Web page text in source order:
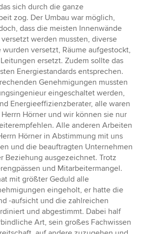
sich durch die ganze
zog. Der Umbau war möglich,
dass die meisten Innenwände
werden mussten, diverse
versetzt, Räume aufgestockt,
ersetzt. Zudem sollte das
Energiestandards entsprechen.
Genehmigungen mussten
eingeschaltet werden,
Energieeffizienzberater, alle waren
Hörner und wir können sie nur
Alle anderen Arbeiten
Hörner in Abstimmung mit uns
und die beauftragten Unternehmen
Beziehung ausgezeichnet. Trotz
und Mitarbeitermangel.
mit größter Geduld alle
eingeholt, er hatte die
-aufsicht und die zahlreichen
und abgestimmt. Dabei half
Art, sein großes Fachwissen